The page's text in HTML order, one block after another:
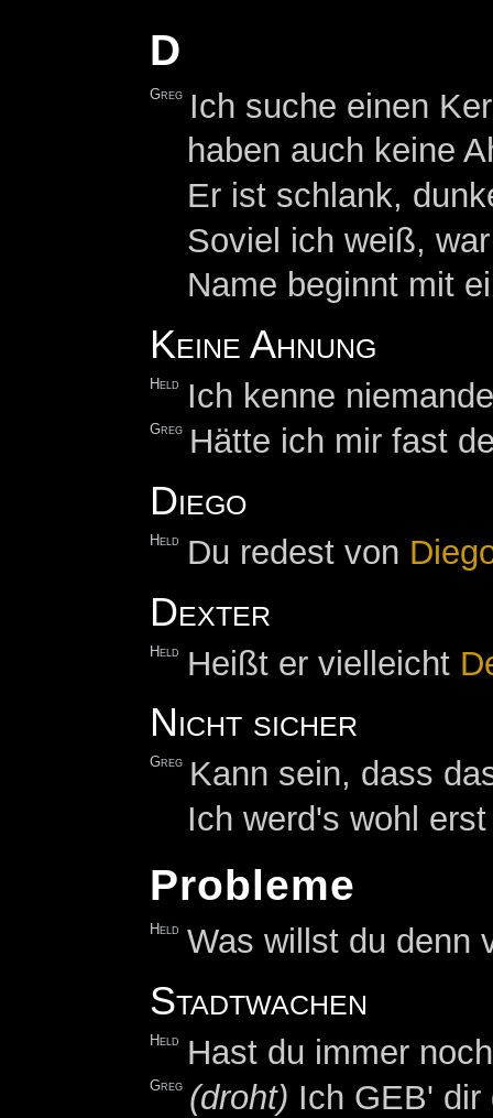
D
Greg Ich suche einen
haben auch keine
Er ist schlank,
Soviel ich weiß,
Name beginnt mit
Keine Ahnung
Held Ich kenne
Greg Hätte ich mir fast
Diego
Held Du redest von
Dexter
Held Heißt er vielleicht
Nicht sicher
Greg Kann sein, dass
Ich werd's wohl
Probleme
Held Was willst du denn
Stadtwachen
Held Hast du immer
Greg (droht) Ich GEB' dir